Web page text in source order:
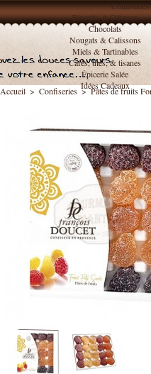
Confiseries
Biscuits & Gâteaux
Chocolats
Nougats & Calissons
Miels & Tartinables
Cafés, thés, & tisanes
Épicerie Salée
Idées Cadeaux
Accueil > Confiseries > Pâtes de fruits